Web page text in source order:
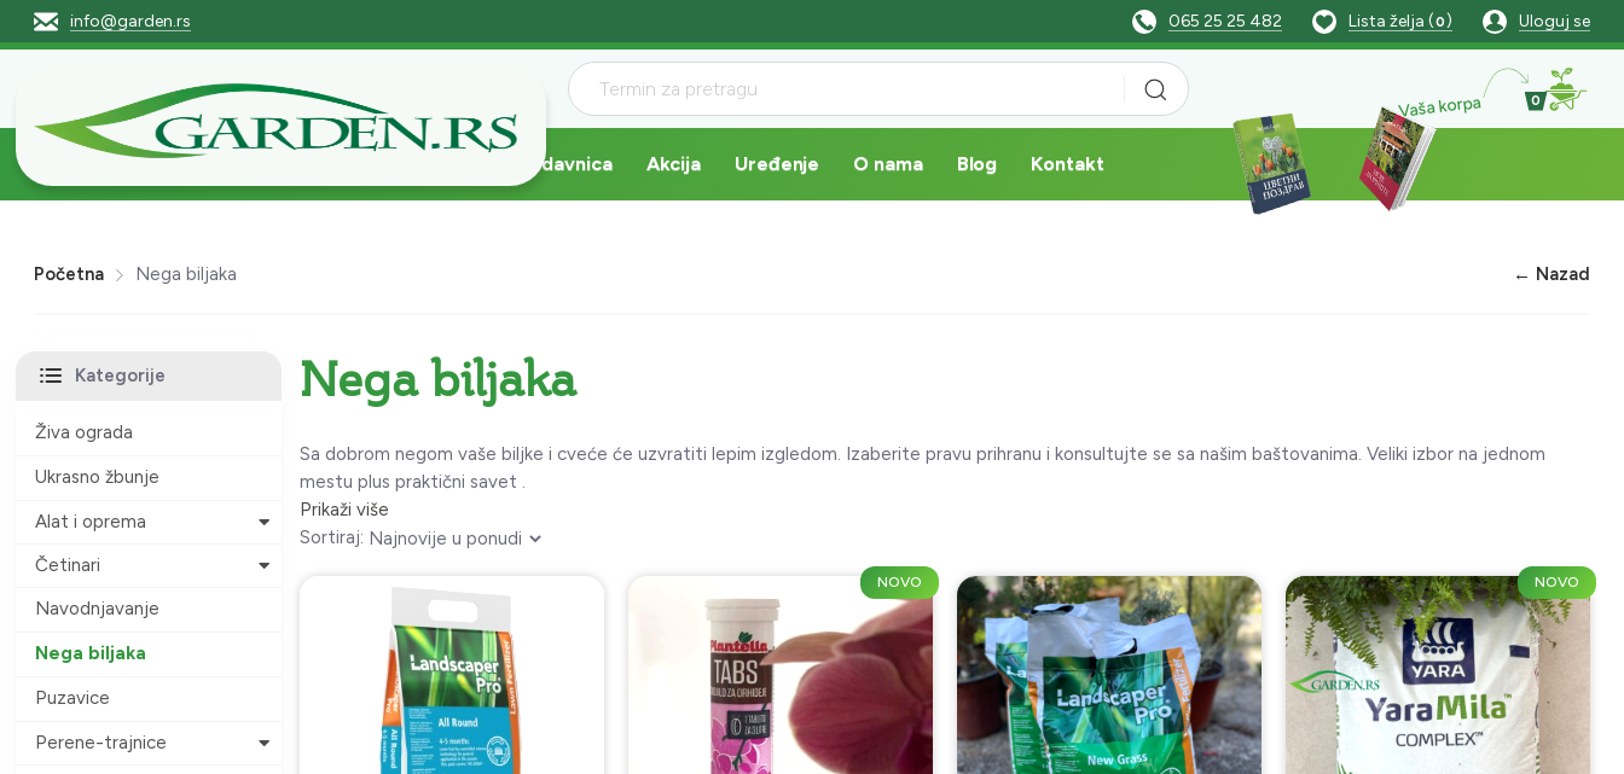
info@garden.rs 065 25 25 482 Lista želja (0 ) Uloguj se
Vaša korpa 0
Prodavnica Akcija Uređenje O nama Blog Kontakt
Početna Nega biljaka ← Nazad
Kategorije
Živa ograda
Ukrasno žbunje
Alat i oprema
Četinari
Navodnjavanje
Nega biljaka
Puzavice
Perene-trajnice
Nega biljaka
Sa dobrom negom vaše biljke i cveće će uzvratiti lepim izgledom. Izaberite pravu prihranu i konsultujte se sa našim baštovanima. Veliki izbor na jednom
mestu plus praktični savet .
Prikaži više
Sortiraj:
NOVO NOVO